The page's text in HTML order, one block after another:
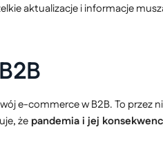
aktualizacje i informacje
e-commerce w B2B. To przez
że pandemia i jej